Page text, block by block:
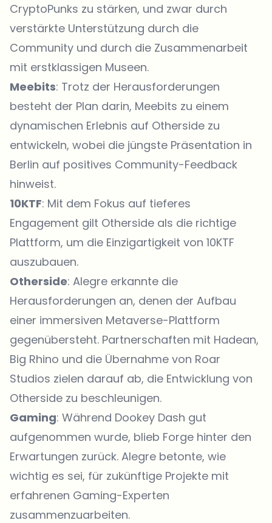
CryptoPunks zu stärken, und zwar durch
verstärkte Unterstützung durch die
Community und durch die Zusammenarbeit
mit erstklassigen Museen.
Meebits: Trotz der Herausforderungen
besteht der Plan darin, Meebits zu einem
dynamischen Erlebnis auf Otherside zu
entwickeln, wobei die jüngste Präsentation in
Berlin auf positives Community-Feedback
hinweist.
10KTF: Mit dem Fokus auf tieferes
Engagement gilt Otherside als die richtige
Plattform, um die Einzigartigkeit von 10KTF
auszubauen.
Otherside: Alegre erkannte die
Herausforderungen an, denen der Aufbau
einer immersiven Metaverse-Plattform
gegenübersteht. Partnerschaften mit Hadean,
Big Rhino und die Übernahme von Roar
Studios zielen darauf ab, die Entwicklung von
Otherside zu beschleunigen.
Gaming: Während Dookey Dash gut
aufgenommen wurde, blieb Forge hinter den
Erwartungen zurück. Alegre betonte, wie
wichtig es sei, für zukünftige Projekte mit
erfahrenen Gaming-Experten
zusammenzuarbeiten.